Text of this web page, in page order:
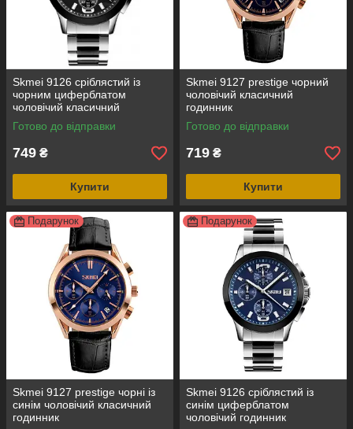
Skmei 9126 сріблястий із
чорним циферблатом
чоловічий класичний
годинник
Готово до відправки
749 ₴
Купити
Skmei 9127 prestige чорний
чоловічий класичний
годинник
Готово до відправки
719 ₴
Купити
Подарунок
Skmei 9127 prestige чорні із
синім чоловічий класичний
годинник
Подарунок
Skmei 9126 сріблястий із
синім циферблатом
чоловічий годинник